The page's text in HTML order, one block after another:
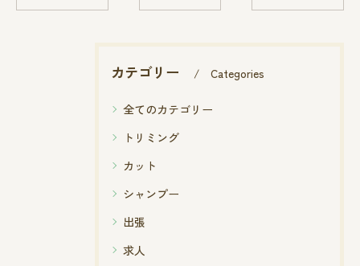
カテゴリー Categories
全てのカテゴリー
トリミング
カット
シャンプー
出張
求人